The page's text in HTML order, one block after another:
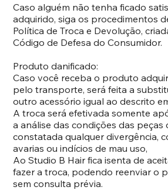
Caso alguém não tenha ficado
adquirido, siga os procedimentos
Política de Troca e Devolução,
Código de Defesa do Consumidor.
Produto danificado:
Caso você receba o produto
pelo transporte, será feita a
outro acessório igual ao descrito
A troca será efetivada somente
a análise das condições das peças
constatada qualquer divergência,
avarias ou indícios de mau uso,
Ao Studio B Hair fica isenta de
fazer a troca, podendo reenviar o
sem consulta prévia.